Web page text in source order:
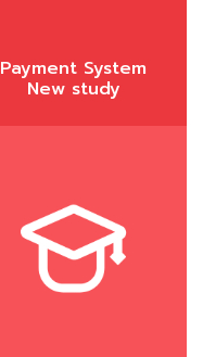
Payment System
New study